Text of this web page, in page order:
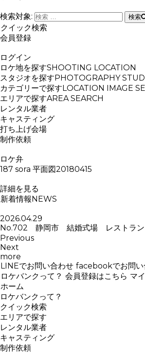
検索対象: 検索
クイック検索
会員登録
ログイン
ロケ地を探すSHOOTING LOCATION
スタジオを探すPHOTOGRAPHY
カテゴリーで探すLOCATION IMAGE
エリアで探すAREA SEARCH
レンタル業者
キャスティング
打ち上げ会場
制作依頼
ロケ弁
187 sora 平面図20180415
詳細を見る
新着情報NEWS
2026.04.29
No.702 静岡市 結婚式場 レストラ
Previous
Next
more
LINEでお問い合わせ facebookでお問い
ロケバンクって？ 会員登録はこちら マ
ホーム
ロケバンクって？
クイック検索
エリアで探す
レンタル業者
キャスティング
制作依頼